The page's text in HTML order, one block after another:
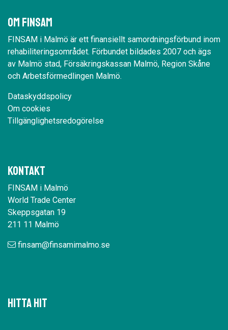
Om Finsam
FINSAM i Malmö är ett finansiellt samordningsförbund inom
rehabiliteringsområdet. Förbundet bildades 2007 och ägs
av Malmö stad, Försäkringskassan Malmö, Region Skåne
och Arbetsförmedlingen Malmö.
Dataskyddspolicy
Om cookies
Tillgänglighetsredogörelse
Kontakt
FINSAM i Malmö
World Trade Center
Skeppsgatan 19
211 11 Malmö
finsam@finsamimalmo.se
Hitta hit